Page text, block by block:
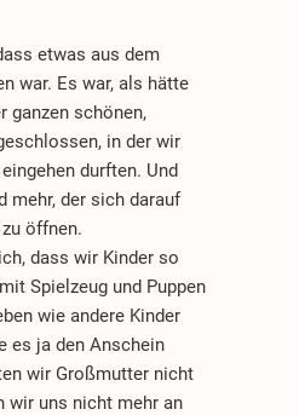
etwas aus dem
war. Es war, als hätte
ganzen schönen,
in der wir
durften. Und
mehr, der sich darauf
öffnen.
dass wir Kinder so
Spielzeug und Puppen
wie andere Kinder
es ja den Anschein
wir Großmutter nicht
wir uns nicht mehr an